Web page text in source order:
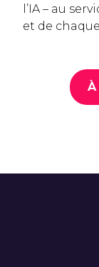
l’IA – au
et de